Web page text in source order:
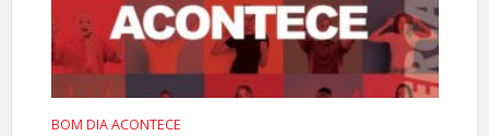
BOM DIA ACONTECE